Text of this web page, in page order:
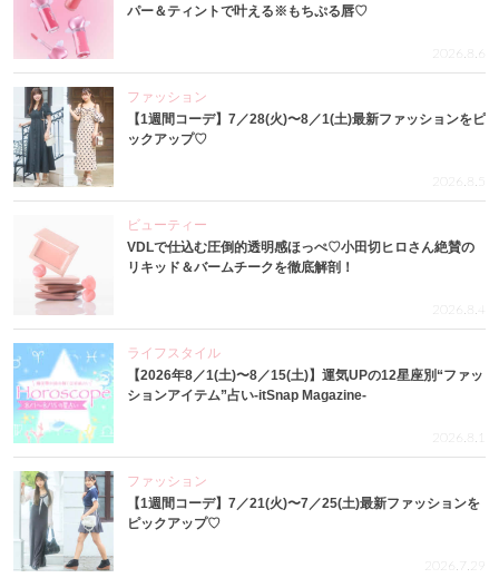
パー＆ティントで叶える※もちぷる唇♡
2026.8.6
ファッション
【1週間コーデ】7／28(火)〜8／1(土)最新ファッションをピ
ックアップ♡
2026.8.5
ビューティー
VDLで仕込む圧倒的透明感ほっぺ♡小田切ヒロさん絶賛の
リキッド＆バームチークを徹底解剖！
2026.8.4
ライフスタイル
【2026年8／1(土)〜8／15(土)】運気UPの12星座別“ファッ
ションアイテム”占い-itSnap Magazine-
2026.8.1
ファッション
【1週間コーデ】7／21(火)〜7／25(土)最新ファッションを
ピックアップ♡
2026.7.29